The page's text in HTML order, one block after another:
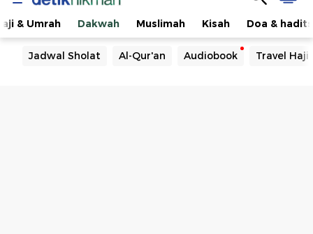
& Umrah Dakwah Muslimah Kisah Doa & hadits
Jadwal Sholat Al-Qur'an Audiobook Travel Haji